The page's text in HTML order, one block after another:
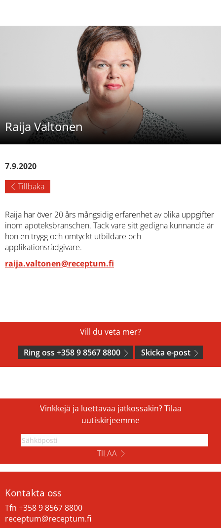
Raija Valtonen
7.9.2020
Tillbaka
Raija har över 20 års mångsidig erfarenhet av olika uppgifter
inom apoteksbranschen. Tack vare sitt gedigna kunnande är
hon en trygg och omtyckt utbildare och
applikationsrådgivare.
raija.valtonen@receptum.fi
Vill du veta mer?
Ring oss +358 9 8567 8800
Skicka e-post
Vinkkejä ja luettavaa jatkossakin? Tilaa
uutiskirjeemme
TILAA
Kontakta oss
Tfn +358 9 8567 8800
receptum@receptum.fi